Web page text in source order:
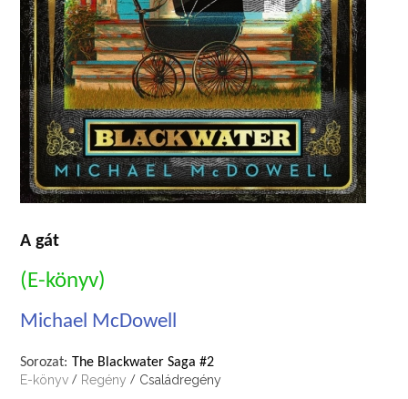
A gát
(E-könyv)
Michael McDowell
Sorozat: The Blackwater Saga #2
E-könyv / Regény / Családregény